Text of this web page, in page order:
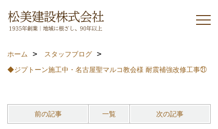
ホーム
スタッフブログ
◆ジプトーン施工中・名古屋聖マルコ教会様 耐震補強改修工事㉑
前の記事 一覧 次の記事